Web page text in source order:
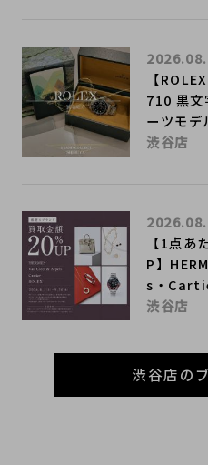
【
710 黒文
ーツモデ
渋谷店
【1点あ
P】
s・
渋谷店
渋谷店の